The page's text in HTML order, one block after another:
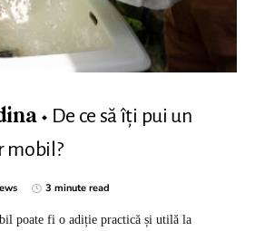
De ce să îți pui un
mobil?
3 minute read
poate fi o adiție practică și utilă la